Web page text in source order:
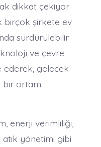
dikkat çekiyor.
birçok şirkete ev
sürdürülebilir
ve çevre
ederek, gelecek
bir ortam
enerji verimliliği,
atık yönetimi gibi